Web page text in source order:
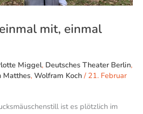
mit, einmal
Miggel, Deutsches Theater Berlin,
Matthes, Wolfram Koch / 21. Februar
ist es plötzlich im